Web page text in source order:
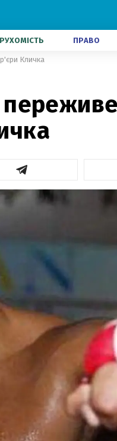
ПРАВО
Кличка
переживе